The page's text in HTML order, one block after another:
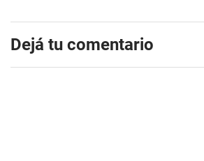
Dejá tu comentario